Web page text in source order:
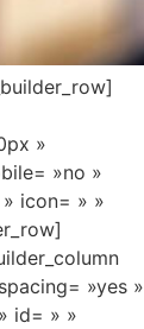
»
»no »
icon= » »
»yes »
id= » »